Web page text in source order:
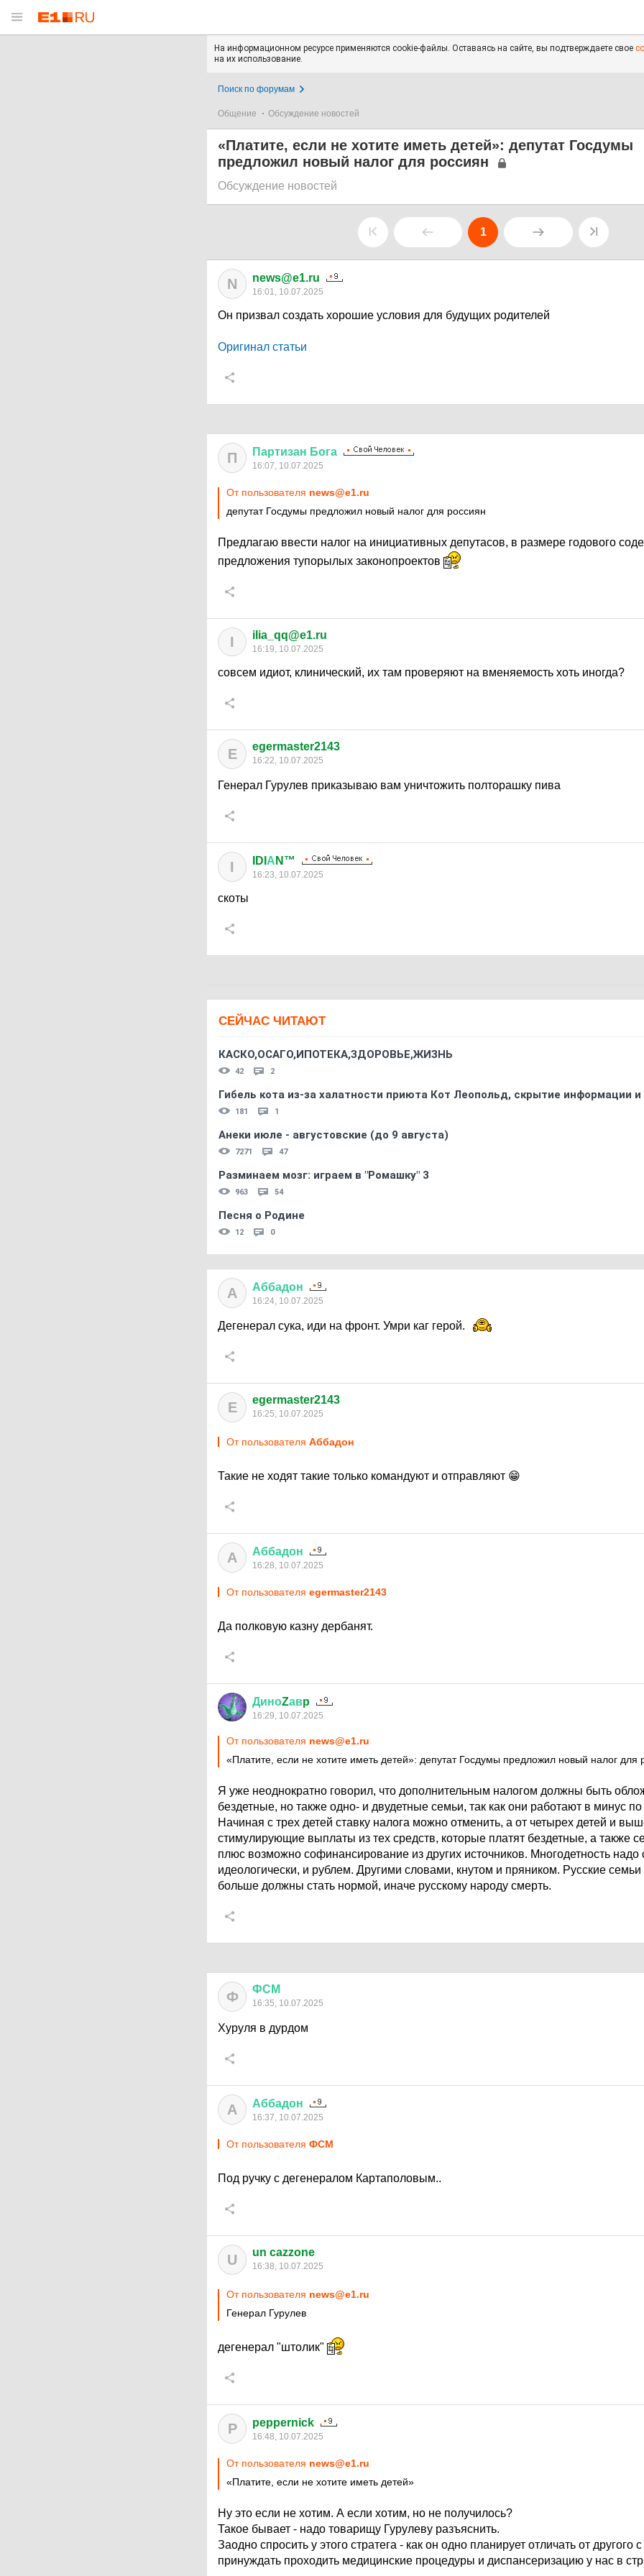
На информационном ресурсе применяются cookie-файлы. Оставаясь на сайте, вы подтверждаете свое
на их использование.
Поиск по форумам
Общение Обсуждение новостей
«Платите, если не хотите иметь детей»: депутат Госдумы
предложил новый налог для россиян
Обсуждение новостей
1
N news@e1.ru
16:01, 10.07.2025
Он призвал создать хорошие условия для будущих родителей
Оригинал статьи
П Партизан Бога
16:07, 10.07.2025
От пользователя news@e1.ru
депутат Госдумы предложил новый налог для россиян
Предлагаю ввести налог на инициативных депутасов, в размере годового
предложения тупорылых законопроектов
I ilia_qq@e1.ru
16:19, 10.07.2025
совсем идиот, клинический, их там проверяют на вменяемость хоть иногда?
E egermaster2143
16:22, 10.07.2025
Генерал Гурулев приказываю вам уничтожить полторашку пива
I IDI А N™
16:23, 10.07.2025
скоты
СЕЙЧАС ЧИТАЮТ
КАСКО,ОСАГО,ИПОТЕКА,ЗДОРОВЬЕ,ЖИЗНЬ
42 2
Гибель кота из-за халатности приюта Кот Леопольд, скрытиe информации
181 1
Анеки июле - августовские (до 9 августа)
7271 47
Разминаем мозг: играем в "Ромашку" 3
963 54
Песня о Родине
12 0
А Аббадон
16:24, 10.07.2025
Дегенерал сука, иди на фронт. Умри каг герой.
E egermaster2143
16:25, 10.07.2025
От пользователя Аббадон
Такие не ходят такие только командуют и отправляют 😁
А Аббадон
16:28, 10.07.2025
От пользователя egermaster2143
Да полковую казну дербанят.
ДиноZавp
16:29, 10.07.2025
От пользователя news@e1.ru
«Платите, если не хотите иметь детей»: депутат Госдумы предложил новый налог для
Я уже неоднократно говорил, что дополнительным налогом должны быть
бездетные, но также одно- и двудетные семьи, так как они работают в минус
Начиная с трех детей ставку налога можно отменить, а от четырех детей и
стимулирующие выплаты из тех средств, которые платят бездетные, а также
плюс возможно софинансирование из других источников. Многодетность надо
идеологически, и рублем. Другими словами, кнутом и пряником. Русские семьи
больше должны стать нормой, иначе русскому народу смерть.
Ф ФСМ
16:35, 10.07.2025
Хуруля в дурдом
А Аббадон
16:37, 10.07.2025
От пользователя ФСМ
Под ручку с дегенералом Картаполовым..
U un cazzone
16:38, 10.07.2025
От пользователя news@e1.ru
Генерал Гурулев
дегенерал "штолик"
P peppernick
16:48, 10.07.2025
От пользователя news@e1.ru
«Платите, если не хотите иметь детей»
Ну это если не хотим. А если хотим, но не получилось?
Такое бывает - надо товарищу Гурулеву разъяснить.
Заодно спросить у этого стратега - как он одно планирует отличать от другого
принуждать проходить медицинские процедуры и диспансеризацию у нас в